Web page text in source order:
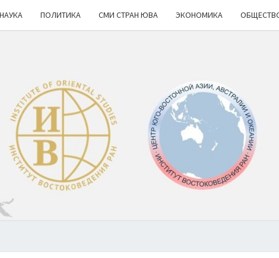
НАУКА ПОЛИТИКА СМИ СТРАН ЮВА ЭКОНОМИКА
ИВ
РАН